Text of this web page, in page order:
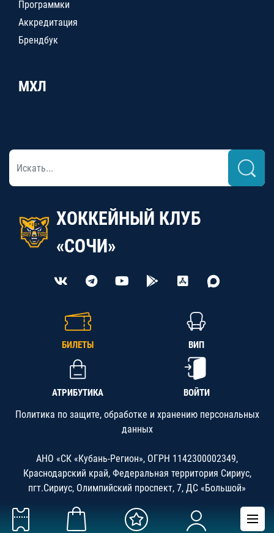
Программки
Аккредитация
Брендбук
МХЛ
ХОККЕЙНЫЙ КЛУБ
«СОЧИ»
БИЛЕТЫ ВИП
АТРИБУТИКА ВОЙТИ
Политика по защите, обработке и хранению персональных
данных
АНО «СК «Кубань-Регион», ОГРН 1142300002349,
Краснодарский край, Федеральная территория Сириус,
пгт.Сириус, Олимпийский проспект, 7, ДС «Большой»